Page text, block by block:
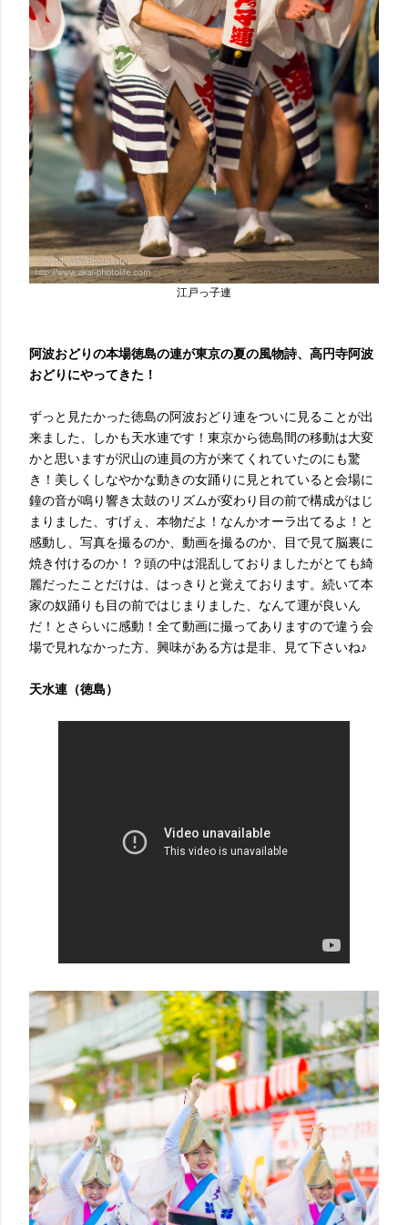
江戸っ子連
阿波おどりの本場徳島の連が東京の夏の風物詩、高円寺阿波
おどりにやってきた！
ずっと見たかった徳島の阿波おどり連をついに見ることが出
来ました、しかも天水連です！東京から徳島間の移動は大変
かと思いますが沢山の連員の方が来てくれていたのにも驚
き！美しくしなやかな動きの女踊りに見とれていると会場に
鐘の音が鳴り響き太鼓のリズムが変わり目の前で構成がはじ
まりました、すげぇ、本物だよ！なんかオーラ出てるよ！と
感動し、写真を撮るのか、動画を撮るのか、目で見て脳裏に
焼き付けるのか！？頭の中は混乱しておりましたがとても綺
麗だったことだけは、はっきりと覚えております。続いて本
家の奴踊りも目の前ではじまりました、なんて運が良いん
だ！とさらいに感動！全て動画に撮ってありますので違う会
場で見れなかった方、興味がある方は是非、見て下さいね♪
天水連（徳島）